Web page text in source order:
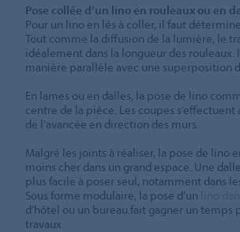
Pose collée d’un lino en rouleaux ou en
Pour un lino en lés à coller, il faut
Tout comme la diffusion de la lumière, le
idéalement dans la longueur des rouleaux.
manière parallèle avec une superposition
En lames ou en dalles, la pose de lino
centre de la pièce. Les coupes s’effectuent
de l’avancée en direction des murs.
Malgré les joints à réaliser, la pose de lino
moins cher dans un grand espace. Une
plus facile à poser seul, notamment dans
Sous forme modulaire, la pose d’un
d’hôtel ou un bureau fait gagner un temps
travaux.